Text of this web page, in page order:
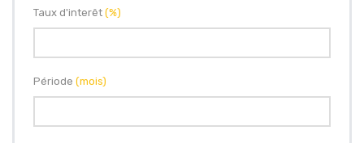
Taux d'interêt (%)
Période (mois)